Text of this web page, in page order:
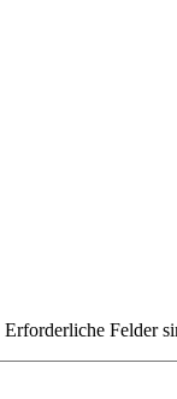
Erforderliche Felder